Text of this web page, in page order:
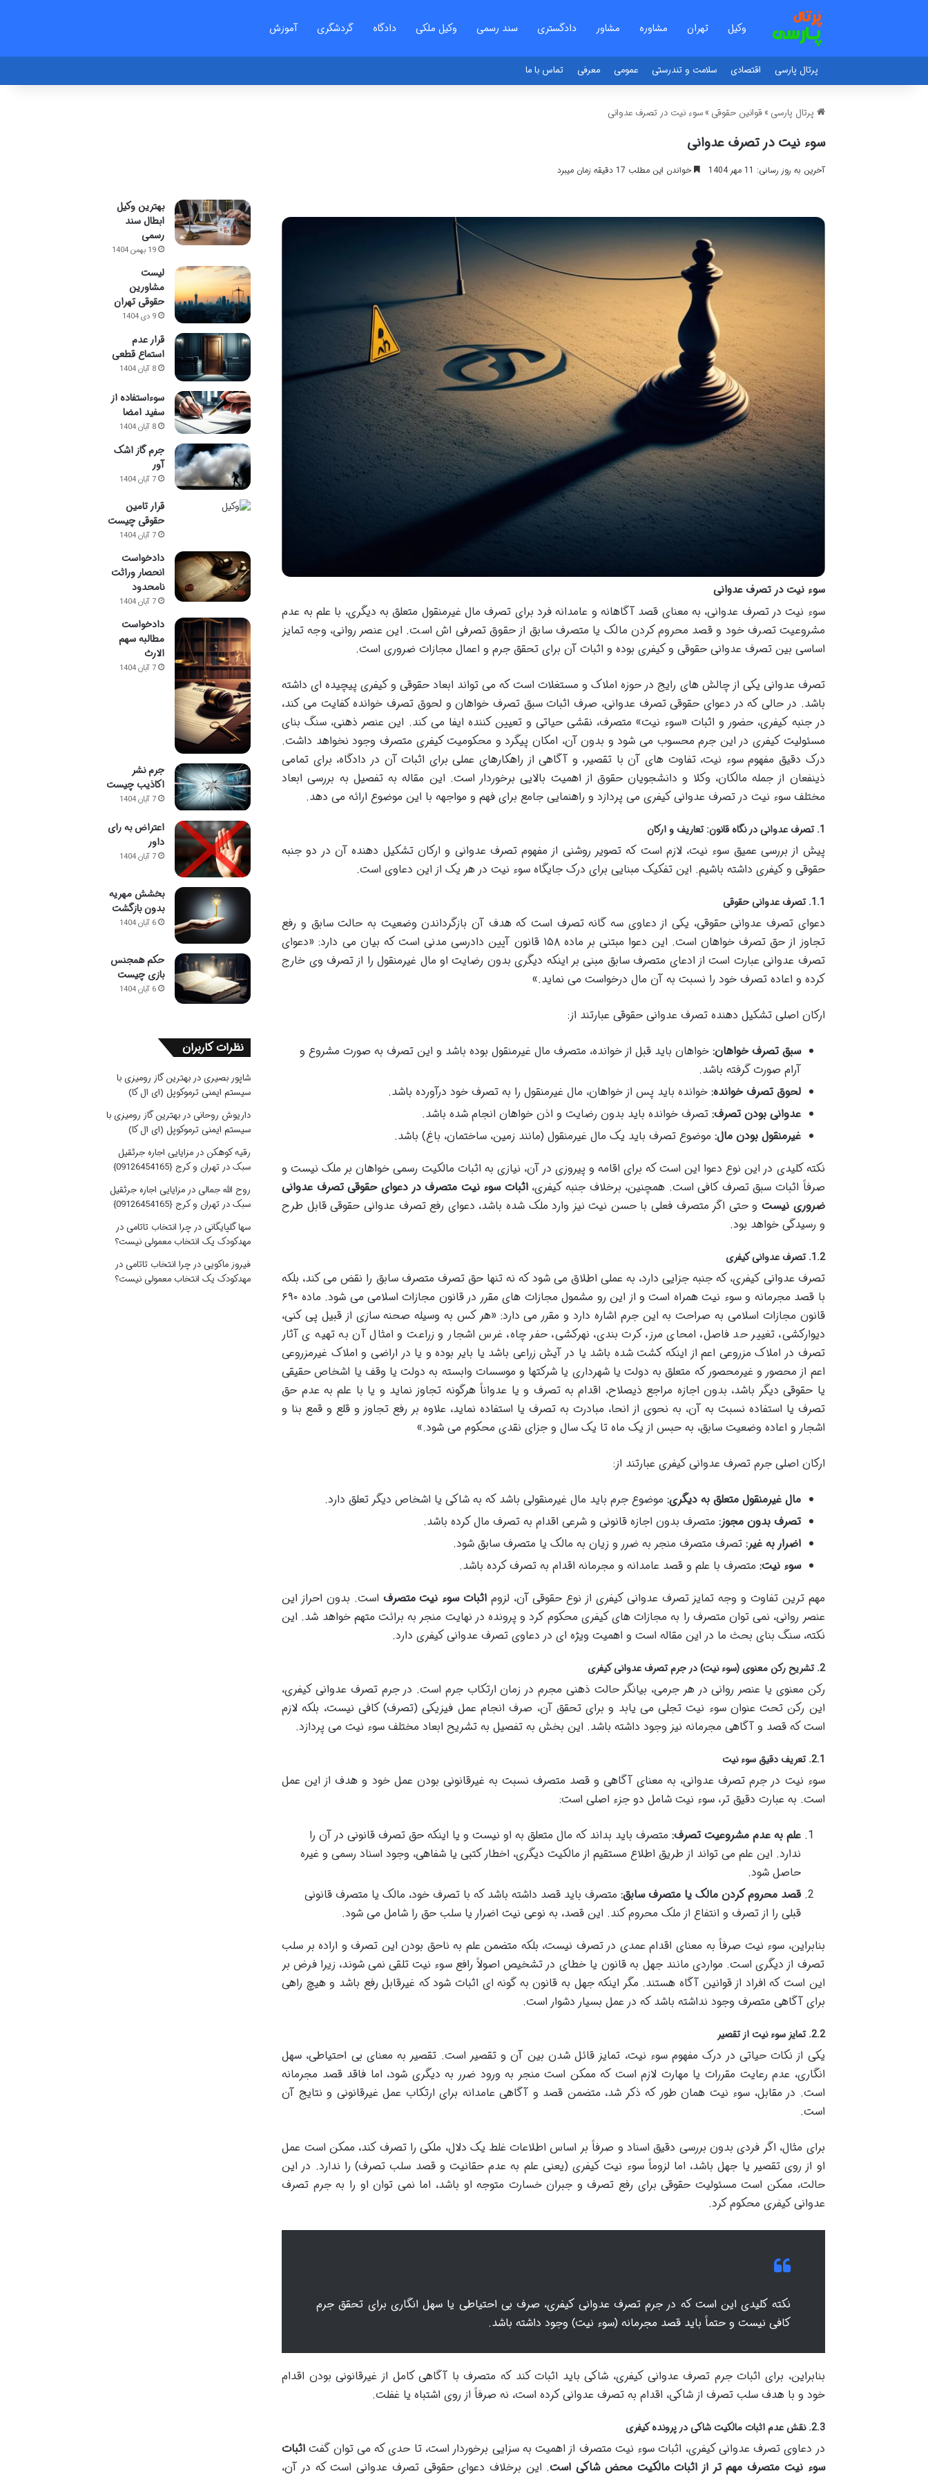
وکیل تهران مشاوره مشاور دادگستری سند رسمی وکیل ملکی دادگاه گردشگری آموزش
پرتال پارسی اقتصادی سلامت و تندرستی عمومی معرفی تماس با ما
پرتال پارسی » قوانین حقوقی » سوء نیت در تصرف عدوانی
سوء نیت در تصرف عدوانی
آخرین به روز رسانی: 11 مهر 1404 خواندن این مطلب 17 دقیقه زمان میبرد
سوء نیت در تصرف عدوانی
سوء نیت در تصرف عدوانی، به معنای قصد آگاهانه و عامدانه فرد برای تصرف مال غیرمنقول متعلق به دیگری، با علم به عدم
مشروعیت تصرف خود و قصد محروم کردن مالک یا متصرف سابق از حقوق تصرفی اش است. این عنصر روانی، وجه تمایز
اساسی بین تصرف عدوانی حقوقی و کیفری بوده و اثبات آن برای تحقق جرم و اعمال مجازات ضروری است.
تصرف عدوانی یکی از چالش های رایج در حوزه املاک و مستغلات است که می تواند ابعاد حقوقی و کیفری پیچیده ای داشته
باشد. در حالی که در دعوای حقوقی تصرف عدوانی، صرف اثبات سبق تصرف خواهان و لحوق تصرف خوانده کفایت می کند،
در جنبه کیفری، حضور و اثبات «سوء نیت» متصرف، نقشی حیاتی و تعیین کننده ایفا می کند. این عنصر ذهنی، سنگ بنای
مسئولیت کیفری در این جرم محسوب می شود و بدون آن، امکان پیگرد و محکومیت کیفری متصرف وجود نخواهد داشت.
درک دقیق مفهوم سوء نیت، تفاوت های آن با تقصیر، و آگاهی از راهکارهای عملی برای اثبات آن در دادگاه، برای تمامی
ذینفعان از جمله مالکان، وکلا و دانشجویان حقوق از اهمیت بالایی برخوردار است. این مقاله به تفصیل به بررسی ابعاد
مختلف سوء نیت در تصرف عدوانی کیفری می پردازد و راهنمایی جامع برای فهم و مواجهه با این موضوع ارائه می دهد.
1. تصرف عدوانی در نگاه قانون: تعاریف و ارکان
پیش از بررسی عمیق سوء نیت، لازم است که تصویر روشنی از مفهوم تصرف عدوانی و ارکان تشکیل دهنده آن در دو جنبه
حقوقی و کیفری داشته باشیم. این تفکیک مبنایی برای درک جایگاه سوء نیت در هر یک از این دعاوی است.
1.1. تصرف عدوانی حقوقی
دعوای تصرف عدوانی حقوقی، یکی از دعاوی سه گانه تصرف است که هدف آن بازگرداندن وضعیت به حالت سابق و رفع
تجاوز از حق تصرف خواهان است. این دعوا مبتنی بر ماده ۱۵۸ قانون آیین دادرسی مدنی است که بیان می دارد: «دعوای
تصرف عدوانی عبارت است از ادعای متصرف سابق مبنی بر اینکه دیگری بدون رضایت او مال غیرمنقول را از تصرف وی خارج
کرده و اعاده تصرف خود را نسبت به آن مال درخواست می نماید.»
ارکان اصلی تشکیل دهنده تصرف عدوانی حقوقی عبارتند از:
سبق تصرف خواهان: خواهان باید قبل از خوانده، متصرف مال غیرمنقول بوده باشد و این تصرف به صورت مشروع و
آرام صورت گرفته باشد.
لحوق تصرف خوانده: خوانده باید پس از خواهان، مال غیرمنقول را به تصرف خود درآورده باشد.
عدوانی بودن تصرف: تصرف خوانده باید بدون رضایت و اذن خواهان انجام شده باشد.
غیرمنقول بودن مال: موضوع تصرف باید یک مال غیرمنقول (مانند زمین، ساختمان، باغ) باشد.
نکته کلیدی در این نوع دعوا این است که برای اقامه و پیروزی در آن، نیازی به اثبات مالکیت رسمی خواهان بر ملک نیست و
صرفاً اثبات سبق تصرف کافی است. همچنین، برخلاف جنبه کیفری،اثبات سوء نیت متصرف در دعوای حقوقی تصرف عدوانی
ضروری نیستو حتی اگر متصرف فعلی با حسن نیت نیز وارد ملک شده باشد، دعوای رفع تصرف عدوانی حقوقی قابل طرح
و رسیدگی خواهد بود.
1.2. تصرف عدوانی کیفری
تصرف عدوانی کیفری، که جنبه جزایی دارد، به عملی اطلاق می شود که نه تنها حق تصرف متصرف سابق را نقض می کند، بلکه
با قصد مجرمانه و سوء نیت همراه است و از این رو مشمول مجازات های مقرر در قانون مجازات اسلامی می شود. ماده ۶۹۰
قانون مجازات اسلامی به صراحت به این جرم اشاره دارد و مقرر می دارد: «هر کس به وسیله صحنه سازی از قبیل پی کنی،
دیوارکشی، تغییر حد فاصل، امحای مرز، کرت بندی، نهرکشی، حفر چاه، غرس اشجار و زراعت و امثال آن به تهیه ی آثار
تصرف در املاک مزروعی اعم از اینکه کشت شده باشد یا در آیش زراعی باشد یا بایر بوده و یا در اراضی و املاک غیرمزروعی
اعم از محصور و غیرمحصور که متعلق به دولت یا شهرداری یا شرکتها و موسسات وابسته به دولت یا وقف یا اشخاص حقیقی
یا حقوقی دیگر باشد، بدون اجازه مراجع ذیصلاح، اقدام به تصرف و یا عدواناً هرگونه تجاوز نماید و یا با علم به عدم حق
تصرف یا استفاده نسبت به آن، به نحوی از انحا، مبادرت به تصرف یا استفاده نماید، علاوه بر رفع تجاوز و قلع و قمع بنا و
اشجار و اعاده وضعیت سابق، به حبس از یک ماه تا یک سال و جزای نقدی محکوم می شود.»
ارکان اصلی جرم تصرف عدوانی کیفری عبارتند از:
مال غیرمنقول متعلق به دیگری: موضوع جرم باید مال غیرمنقولی باشد که به شاکی یا اشخاص دیگر تعلق دارد.
تصرف بدون مجوز: متصرف بدون اجازه قانونی و شرعی اقدام به تصرف مال کرده باشد.
اضرار به غیر: تصرف متصرف منجر به ضرر و زیان به مالک یا متصرف سابق شود.
سوء نیت: متصرف با علم و قصد عامدانه و مجرمانه اقدام به تصرف کرده باشد.
مهم ترین تفاوت و وجه تمایز تصرف عدوانی کیفری از نوع حقوقی آن، لزوم اثبات سوء نیت متصرف است. بدون احراز این
عنصر روانی، نمی توان متصرف را به مجازات های کیفری محکوم کرد و پرونده در نهایت منجر به برائت متهم خواهد شد. این
نکته، سنگ بنای بحث ما در این مقاله است و اهمیت ویژه ای در دعاوی تصرف عدوانی کیفری دارد.
2. تشریح رکن معنوی (سوء نیت) در جرم تصرف عدوانی کیفری
رکن معنوی یا عنصر روانی در هر جرمی، بیانگر حالت ذهنی مجرم در زمان ارتکاب جرم است. در جرم تصرف عدوانی کیفری،
این رکن تحت عنوان سوء نیت تجلی می یابد و برای تحقق آن، صرف انجام عمل فیزیکی (تصرف) کافی نیست، بلکه لازم
است که قصد و آگاهی مجرمانه نیز وجود داشته باشد. این بخش به تفصیل به تشریح ابعاد مختلف سوء نیت می پردازد.
2.1. تعریف دقیق سوء نیت
سوء نیت در جرم تصرف عدوانی، به معنای آگاهی و قصد متصرف نسبت به غیرقانونی بودن عمل خود و هدف از این عمل
است. به عبارت دقیق تر، سوء نیت شامل دو جزء اصلی است:
علم به عدم مشروعیت تصرف: متصرف باید بداند که مال متعلق به او نیست و یا اینکه حق تصرف قانونی در آن را
ندارد. این علم می تواند از طریق اطلاع مستقیم از مالکیت دیگری، اخطار کتبی یا شفاهی، وجود اسناد رسمی و غیره
حاصل شود.
قصد محروم کردن مالک یا متصرف سابق: متصرف باید قصد داشته باشد که با تصرف خود، مالک یا متصرف قانونی
قبلی را از تصرف و انتفاع از ملک محروم کند. این قصد، به نوعی نیت اضرار یا سلب حق را شامل می شود.
بنابراین، سوء نیت صرفاً به معنای اقدام عمدی در تصرف نیست، بلکه متضمن علم به ناحق بودن این تصرف و اراده بر سلب
تصرف از دیگری است. مواردی مانند جهل به قانون یا خطای در تشخیص اصولاً رافع سوء نیت تلقی نمی شوند، زیرا فرض بر
این است که افراد از قوانین آگاه هستند. مگر اینکه جهل به قانون به گونه ای اثبات شود که غیرقابل رفع باشد و هیچ راهی
برای آگاهی متصرف وجود نداشته باشد که در عمل بسیار دشوار است.
2.2. تمایز سوء نیت از تقصیر
یکی از نکات حیاتی در درک مفهوم سوء نیت، تمایز قائل شدن بین آن و تقصیر است. تقصیر به معنای بی احتیاطی، سهل
انگاری، عدم رعایت مقررات یا مهارت لازم است که ممکن است منجر به ورود ضرر به دیگری شود، اما فاقد قصد مجرمانه
است. در مقابل، سوء نیت همان طور که ذکر شد، متضمن قصد و آگاهی عامدانه برای ارتکاب عمل غیرقانونی و نتایج آن
است.
برای مثال، اگر فردی بدون بررسی دقیق اسناد و صرفاً بر اساس اطلاعات غلط یک دلال، ملکی را تصرف کند، ممکن است عمل
او از روی تقصیر یا جهل باشد، اما لزوماً سوء نیت کیفری (یعنی علم به عدم حقانیت و قصد سلب تصرف) را ندارد. در این
حالت، ممکن است مسئولیت حقوقی برای رفع تصرف و جبران خسارت متوجه او باشد، اما نمی توان او را به جرم تصرف
عدوانی کیفری محکوم کرد.
نکته کلیدی این است که در جرم تصرف عدوانی کیفری، صرف بی احتیاطی یا سهل انگاری برای تحقق جرم
کافی نیست و حتماً باید قصد مجرمانه (سوء نیت) وجود داشته باشد.
بنابراین، برای اثبات جرم تصرف عدوانی کیفری، شاکی باید اثبات کند که متصرف با آگاهی کامل از غیرقانونی بودن اقدام
خود و با هدف سلب تصرف از شاکی، اقدام به تصرف عدوانی کرده است، نه صرفاً از روی اشتباه یا غفلت.
2.3. نقش عدم اثبات مالکیت شاکی در پرونده کیفری
در دعاوی تصرف عدوانی کیفری، اثبات سوء نیت متصرف از اهمیت به سزایی برخوردار است، تا حدی که می توان گفت اثبات
سوء نیت متصرف مهم تر از اثبات مالکیت محض شاکی است. این برخلاف دعوای حقوقی تصرف عدوانی است که در آن،
بهترین وکیل
ابطال سند
رسمی
19 بهمن 1404
لیست
مشاورین
حقوقی تهران
9 دی 1404
قرار عدم
استماع قطعی
8 آبان 1404
سوءاستفاده از
سفید امضا
8 آبان 1404
جرم گاز اشک
آور
7 آبان 1404
قرار تامین
حقوقی چیست
7 آبان 1404
دادخواست
انحصار وراثت
نامحدود
7 آبان 1404
دادخواست
مطالبه سهم
الارث
7 آبان 1404
جرم نشر
اکاذیب چیست
7 آبان 1404
اعتراض به رای
داور
7 آبان 1404
بخشش مهریه
بدون بازگشت
6 آبان 1404
حکم همجنس
بازی چیست
6 آبان 1404
نظرات کاربران
شاپور بصیریدر بهترین گاز رومیزی با
سیستم ایمنی ترموکوپل (ای ال کا)
داریوش روحانی در بهترین گاز رومیزی با
سیستم ایمنی ترموکوپل (ای ال کا)
رقیه کوهکن در مزایایی اجاره جرثقیل
سبک در تهران و کرج {09126454165}
روح الله جمالی در مزایایی اجاره جرثقیل
سبک در تهران و کرج {09126454165}
سها گلپایگانی در چرا انتخاب تاتامی در
مهدکودک یک انتخاب معمولی نیست؟
فیروز ماکویی در چرا انتخاب تاتامی در
مهدکودک یک انتخاب معمولی نیست؟